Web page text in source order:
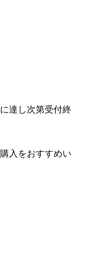
達し次第受付終
入をおすすめい